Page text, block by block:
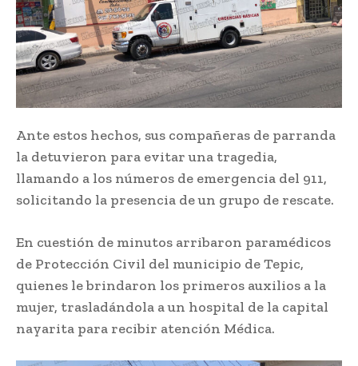
Ante estos hechos, sus compañeras de parranda
la detuvieron para evitar una tragedia,
llamando a los números de emergencia del 911,
solicitando la presencia de un grupo de rescate.
En cuestión de minutos arribaron paramédicos
de Protección Civil del municipio de Tepic,
quienes le brindaron los primeros auxilios a la
mujer, trasladándola a un hospital de la capital
nayarita para recibir atención Médica.